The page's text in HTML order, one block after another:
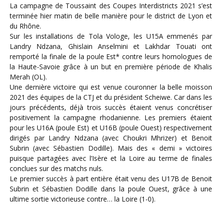
La campagne de Toussaint des Coupes Interdistricts 2021 s’est
terminée hier matin de belle manière pour le district de Lyon et
du Rhône.
Sur les installations de Tola Vologe, les U15A emmenés par
Landry Ndzana, Ghislain Anselmini et Lakhdar Touati ont
remporté la finale de la poule Est* contre leurs homologues de
la Haute-Savoie grâce à un but en première période de Khalis
Merah (OL).
Une dernière victoire qui est venue couronner la belle moisson
2021 des équipes de la CTJ et du président Scheiwe. Car dans les
jours précédents, déjà trois succès étaient venus concrétiser
positivement la campagne rhodanienne. Les premiers étaient
pour les U16A (poule Est) et U16B (poule Ouest) respectivement
dirigés par Landry Ndzana (avec Choukri Mhrizer) et Benoit
Subrin (avec Sébastien Dodille). Mais des « demi » victoires
puisque partagées avec l’Isère et la Loire au terme de finales
conclues sur des matchs nuls.
Le premier succès à part entière était venu des U17B de Benoit
Subrin et Sébastien Dodille dans la poule Ouest, grâce à une
ultime sortie victorieuse contre… la Loire (1-0).